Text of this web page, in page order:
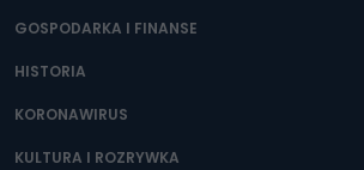
GOSPODARKA I FINANSE
HISTORIA
KORONAWIRUS
KULTURA I ROZRYWKA